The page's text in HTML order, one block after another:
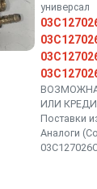
универсал
ИЛИ
Поставки
Аналоги